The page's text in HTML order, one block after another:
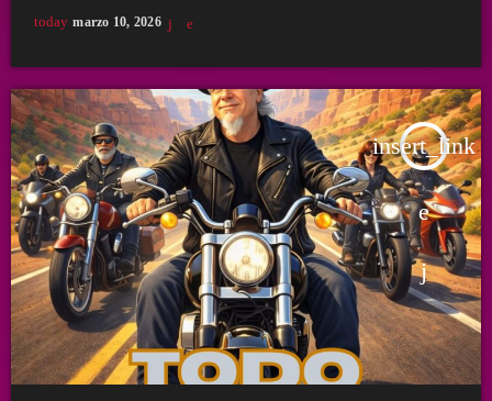
today marzo 10, 2026
insert_link